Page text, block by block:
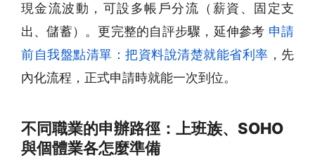
現金流波動，可設多帳戶分流（薪資、固定支
出、儲蓄）。更完整的自評步驟，延伸參考 申請
前自我盤點清單：把資料說清楚就能省利率 ，先
內化流程，正式申請時就能一次到位。
不同職業的申辦路徑：上班族、SOHO
與個體業各怎麼準備